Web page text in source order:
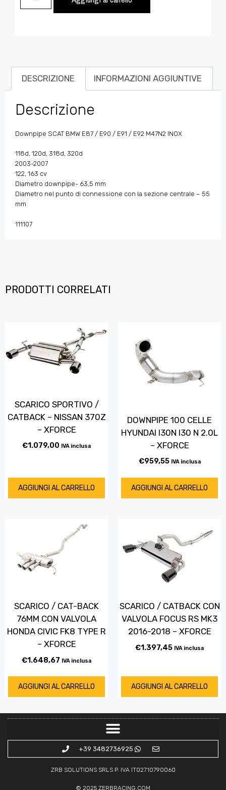
DESCRIZIONE INFORMAZIONI AGGIUNTIVE
Descrizione
Downpipe SCAT BMW E87 / E90 / E91 / E92 M47N2 INOX
118d, 120d, 318d, 320d
2003-2007
122, 163 cv
Diametro downpipe- 63,5 mm
Diametro nel punto di connessione con la sezione centrale – 55
mm
111107
PRODOTTI CORRELATI
SCARICO SPORTIVO /
CATBACK – NISSAN 370Z
– XFORCE
€1.079,00 IVA inclusa
AGGIUNGI AL CARRELLO
DOWNPIPE 100 CELLE
HYUNDAI I30N I30 N 2.0L
– XFORCE
€959,55 IVA inclusa
AGGIUNGI AL CARRELLO
SCARICO / CAT-BACK
76MM CON VALVOLA
HONDA CIVIC FK8 TYPE R
– XFORCE
€1.648,67 IVA inclusa
AGGIUNGI AL CARRELLO
SCARICO / CATBACK CON
VALVOLA FOCUS RS MK3
2016-2018 – XFORCE
€1.397,45 IVA inclusa
AGGIUNGI AL CARRELLO
+39 3482736925
ZRB SOLUTIONS SRLS P. IVA IT02710790060
© 2025 ZERBRACING.COM